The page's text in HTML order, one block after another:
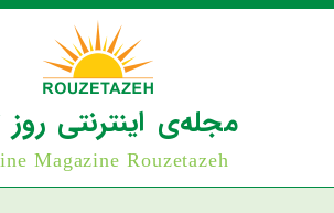
مجله‌ی اینترنتی روز
Magazine Rouzetazeh